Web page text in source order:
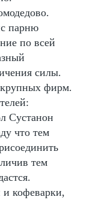
парню
по всей
силы.
крупных фирм.
Сустанон
что тем
тем
кофеварки,